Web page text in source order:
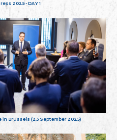
2025 - DAY 1
in Brussels (23 September 2025)